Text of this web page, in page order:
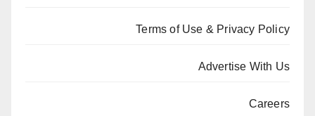
Terms of Use & Privacy Policy
Advertise With Us
Careers